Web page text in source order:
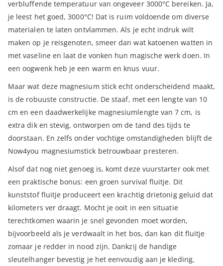
verbluffende temperatuur van ongeveer 3000°C bereiken. Ja,
je leest het goed, 3000°C! Dat is ruim voldoende om diverse
materialen te laten ontvlammen. Als je echt indruk wilt
maken op je reisgenoten, smeer dan wat katoenen watten in
met vaseline en laat de vonken hun magische werk doen. In
een oogwenk heb je een warm en knus vuur.
Maar wat deze magnesium stick echt onderscheidend maakt,
is de robuuste constructie. De staaf, met een lengte van 10
cm en een daadwerkelijke magnesiumlengte van 7 cm, is
extra dik en stevig, ontworpen om de tand des tijds te
doorstaan. En zelfs onder vochtige omstandigheden blijft de
Now4you magnesiumstick betrouwbaar presteren.
Alsof dat nog niet genoeg is, komt deze vuurstarter ook met
een praktische bonus: een groen survival fluitje. Dit
kunststof fluitje produceert een krachtig drietonig geluid dat
kilometers ver draagt. Mocht je ooit in een situatie
terechtkomen waarin je snel gevonden moet worden,
bijvoorbeeld als je verdwaalt in het bos, dan kan dit fluitje
zomaar je redder in nood zijn. Dankzij de handige
sleutelhanger bevestig je het eenvoudig aan je kleding,